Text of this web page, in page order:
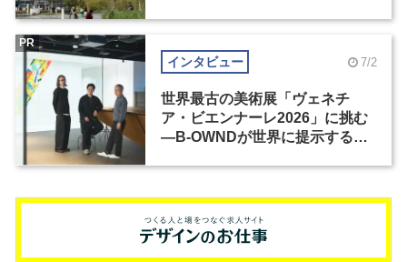
インタビュー 7/2
世界最古の美術展「ヴェネチ
ア・ビエンナーレ2026」に挑む
―B-OWNDが世界に提示する美
PR